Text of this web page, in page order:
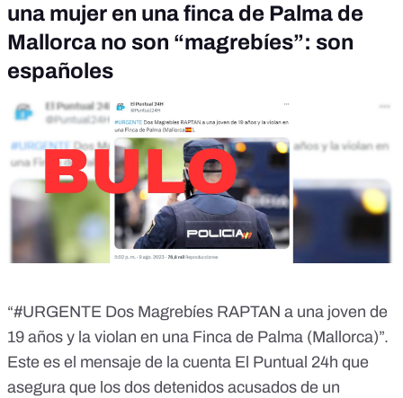
una mujer en una finca de Palma de
Mallorca no son “magrebíes”: son
españoles
“#URGENTE Dos Magrebíes RAPTAN a una joven de
19 años y la violan en una Finca de Palma (Mallorca)”.
Este es el mensaje de la cuenta El Puntual 24h que
asegura que los dos detenidos acusados de un